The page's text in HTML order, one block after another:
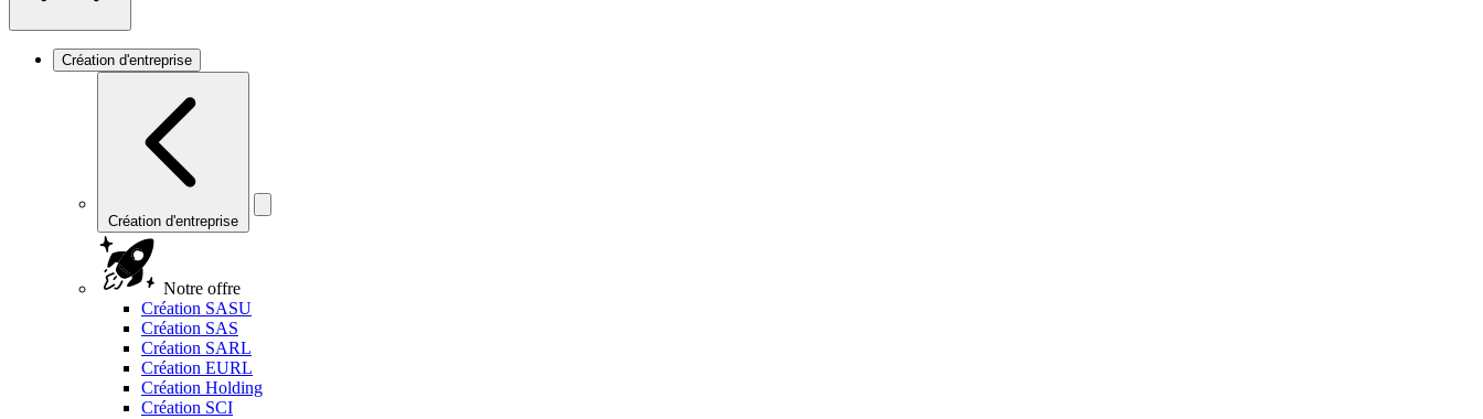
Création d'entreprise
Création d'entreprise
Notre offre
Création SASU
Création SAS
Création SARL
Création EURL
Création Holding
Création SCI